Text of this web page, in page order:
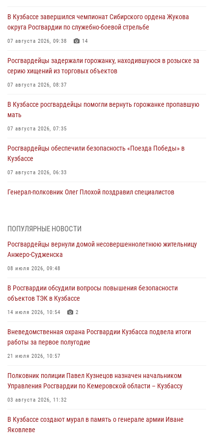
В Кузбассе завершился чемпионат Сибирского ордена Жукова
округа Росгвардии по служебно-боевой стрельбе
07 августа 2026, 09:38 14
Росгвардейцы задержали горожанку, находившуюся в розыске за
серию хищений из торговых объектов
07 августа 2026, 08:37
В Кузбассе росгвардейцы помогли вернуть горожанке пропавшую
мать
07 августа 2026, 07:35
Росгвардейцы обеспечили безопасность «Поезда Победы» в
Кузбассе
07 августа 2026, 06:33
Генерал-полковник Олег Плохой поздравил специалистов
07 августа 2026, 05:32
С 1 сентября 2026 года вступает в силу новый федеральный закон о
частной охранной деятельности
06 августа 2026, 10:19
Росгвардейцы задержали предполагаемого виновника причинения
ножевого ранения кемеровчанину
06 августа 2026, 09:18
Росгвардейцы задержали мужчину, повредившего имущество
горожанки
06 августа 2026, 08:17
Росгвардейцы пресекли противоправные действия и защитили
новокузнечанку от агрессивного знакомого
06 августа 2026, 07:16
ПОПУЛЯРНЫЕ НОВОСТИ
Росгвардейцы вернули домой несовершеннолетнюю жительницу
Анжеро-Судженска
08 июля 2026, 09:48
В Росгвардии обсудили вопросы повышения безопасности
объектов ТЭК в Кузбассе
14 июля 2026, 10:54 2
Вневедомственная охрана Росгвардии Кузбасса подвела итоги
работы за первое полугодие
21 июля 2026, 10:57
Полковник полиции Павел Кузнецов назначен начальником
Управления Росгвардии по Кемеровской области – Кузбассу
03 августа 2026, 11:32
В Кузбассе создают мурал в память о генерале армии Иване
Яковлеве